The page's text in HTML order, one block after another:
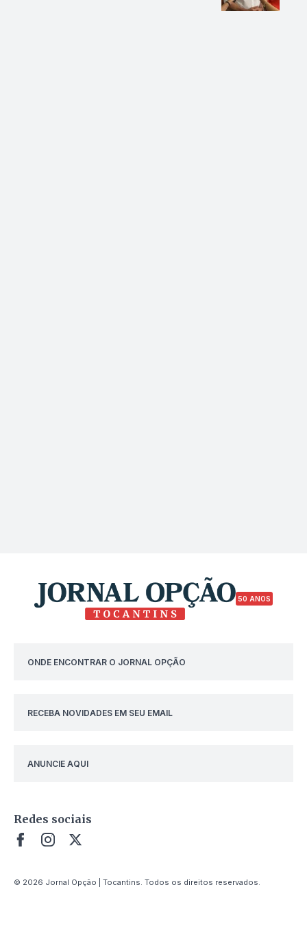
50 ANOS
ONDE ENCONTRAR O JORNAL OPÇÃO
RECEBA NOVIDADES EM SEU EMAIL
ANUNCIE AQUI
Redes sociais
© 2026 Jornal Opção | Tocantins. Todos os direitos reservados.